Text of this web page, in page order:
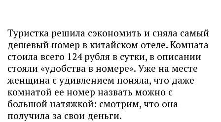
Туристка решила сэкономить и сняла самый
дешевый номер в китайском отеле. Комната
стоила всего 124 рубля в сутки, в описании
стояли «удобства в номере». Уже на месте
женщина с удивлением поняла, что даже
комнатой ее номер назвать можно с
большой натяжкой: смотрим, что она
получила за свои деньги.